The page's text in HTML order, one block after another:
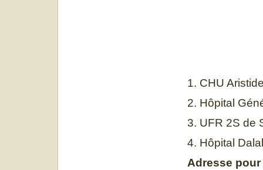
1. CHU
2. Hôpital
3. UFR 2S de
4. Hôpital
Adresse